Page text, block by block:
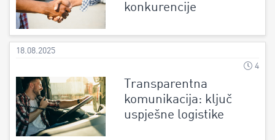
konkurencije
18.08.2025
4
Transparentna
komunikacija: ključ
uspješne logistike